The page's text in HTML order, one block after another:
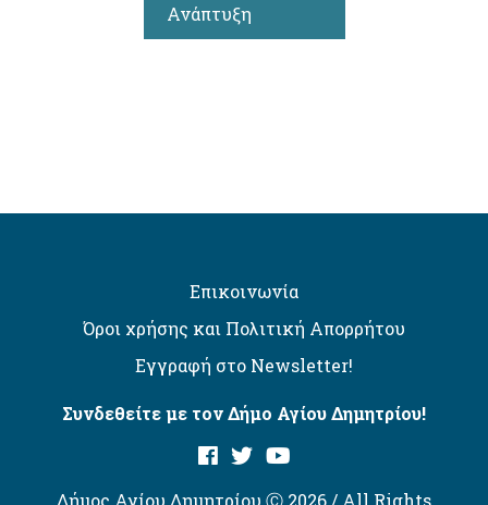
Ανάπτυξη
Επικοινωνία
Όροι χρήσης και Πολιτική Απορρήτου
Εγγραφή στο Newsletter!
Συνδεθείτε με τον Δήμο Αγίου Δημητρίου!
Δήμος Αγίου Δημητρίου Ⓒ 2026 / All Rights